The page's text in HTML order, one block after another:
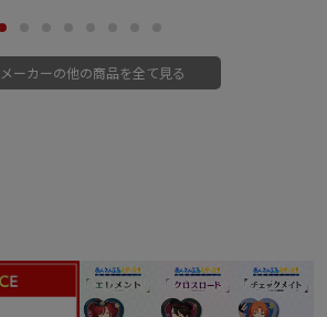
ーカーの他の商品を全て見る